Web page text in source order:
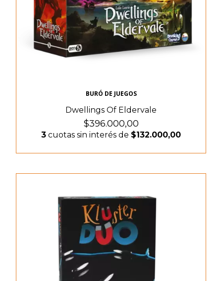
BURÓ DE JUEGOS
Dwellings Of Eldervale
$396.000,00
3 cuotas sin interés de $132.000,00